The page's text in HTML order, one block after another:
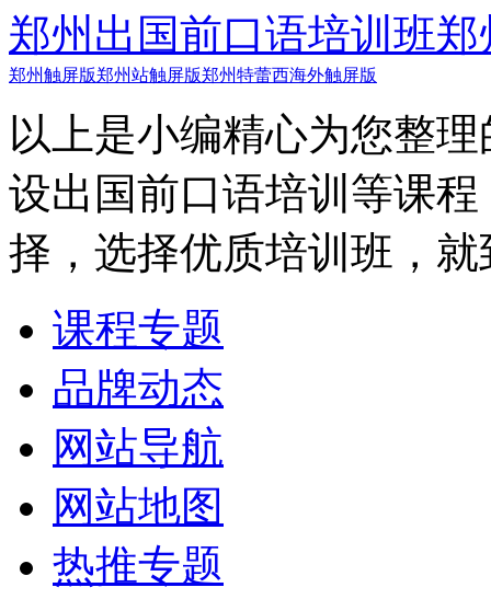
郑州出国前口语培训班郑
郑州触屏版郑州站触屏版郑州特蕾西海外触屏版
以上是小编精心为您整
设出国前口语培训等课
择，选择优质培训班，
课程专题
品牌动态
网站导航
网站地图
热推专题